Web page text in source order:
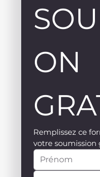
ON
Remplissez ce
votre soumission